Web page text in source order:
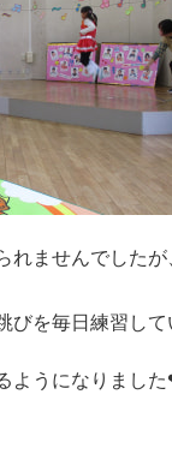
れませんでしたが
びを毎日練習し
ようになりまし